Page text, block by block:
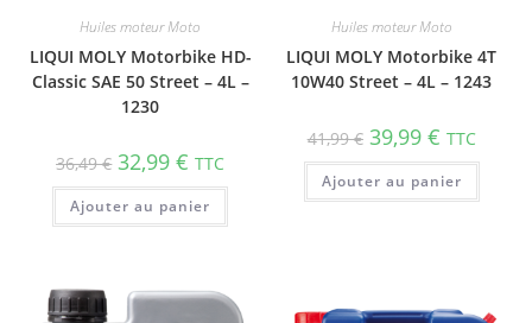
Huiles moteur Moto
LIQUI MOLY Motorbike HD-
Classic SAE 50 Street – 4L –
1230
36,49€ 32,99€ TTC
Ajouter au panier
Huiles moteur Moto
LIQUI MOLY Motorbike 4T
10W40 Street – 4L – 1243
41,99€ 39,99 € TTC
Ajouter au panier